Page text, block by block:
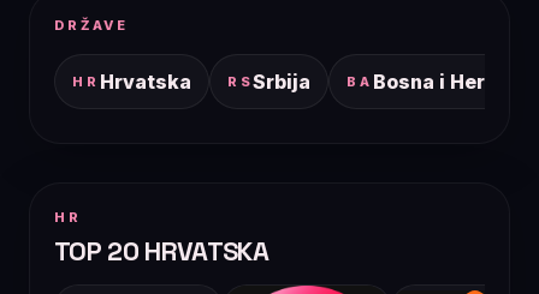
DRŽAVE
HR Hrvatska RSSrbija BA Bosna i
HR
TOP 20 HRVATSKA